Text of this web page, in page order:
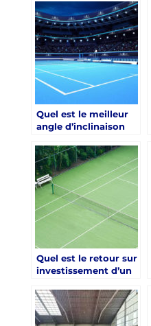
Nice Intègrent-ils
l’Éclairage LED dans
leurs Projets ?
Quel est le meilleur
angle d’inclinaison
tennis construit à
Nice ?
Quel est le retour sur
investissement d’un
construit à Nice ?